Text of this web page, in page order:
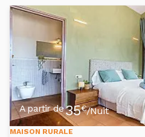
A partir de35€/Nuit
MAISON RURALE